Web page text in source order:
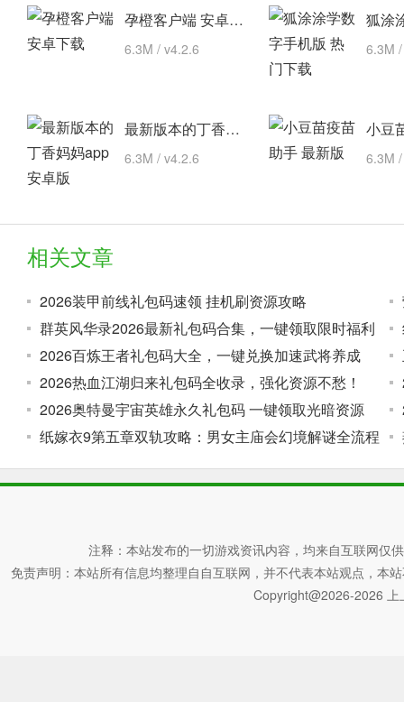
孕橙客户端 安卓下载
6.3M / v4.2.6 6.3M
最新版本的丁香妈妈app 安卓版
6.3M / v4.2.6 6.3M
相关文章
2026装甲前线礼包码速领 挂机刷资源攻略
群英风华录2026最新礼包码合集，一键领取限时福利
2026百炼王者礼包码大全，一键兑换加速武将养成
2026热血江湖归来礼包码全收录，强化资源不愁！
2026奥特曼宇宙英雄永久礼包码 一键领取光暗资源
纸嫁衣9第五章双轨攻略：男女主庙会幻境解谜全流程
注释：本站发布的一切游戏资讯内容，均来自互联网仅
免责声明：本站所有信息均整理自自互联网，并不代表本站观点，本
Copyright@2026-2026